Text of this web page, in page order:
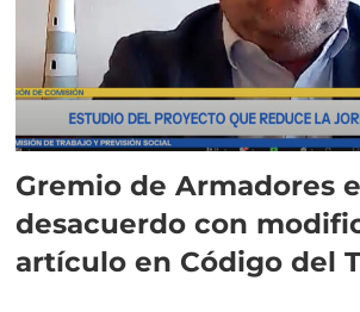
Gremio de Armadores
desacuerdo con
artículo en Código del